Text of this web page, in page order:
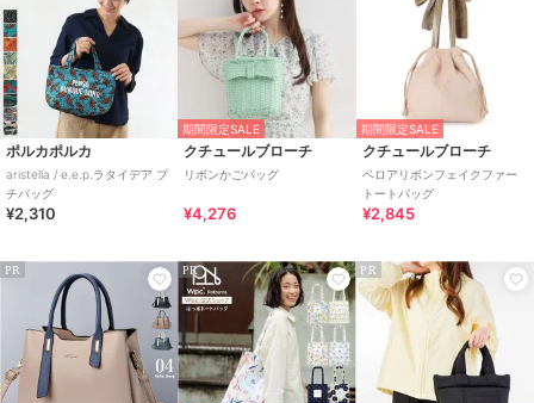
ポルカポルカ
aristella / e.e.p.ラタイデア プ
チバッグ
¥2,310
期間限定SALE
クチュールブローチ
リボンかごバッグ
¥4,276
期間限定SALE
クチュールブローチ
ベロアリボンフェイクファー
トートバッグ
¥2,845
PR PR PR